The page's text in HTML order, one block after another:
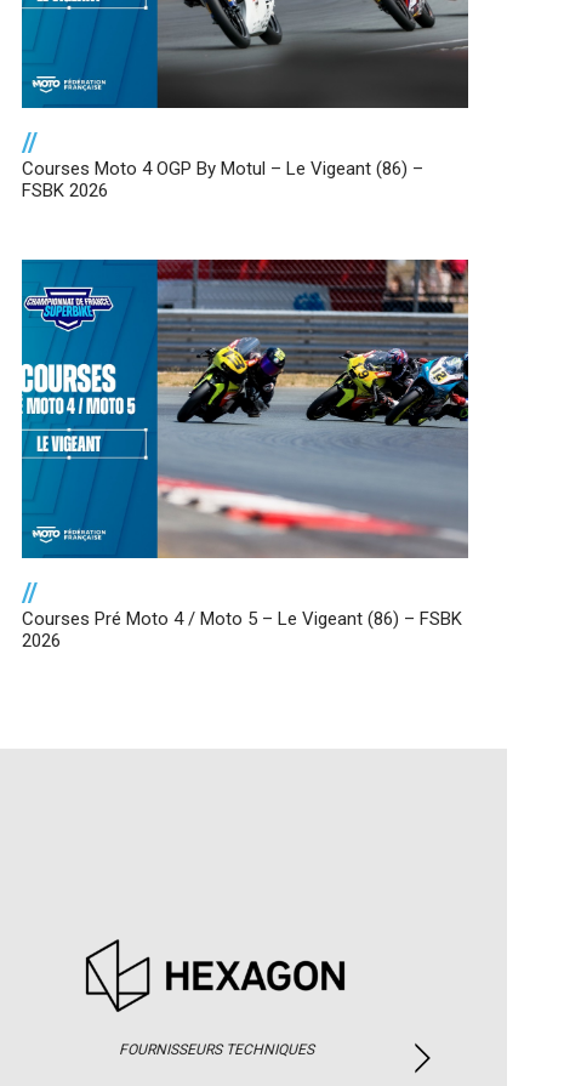
//
Courses Moto 4 OGP By Motul – Le Vigeant (86) –
FSBK 2026
//
Courses Pré Moto 4 / Moto 5 – Le Vigeant (86) – FSBK
2026
FOURNISSEURS TECHNIQUES